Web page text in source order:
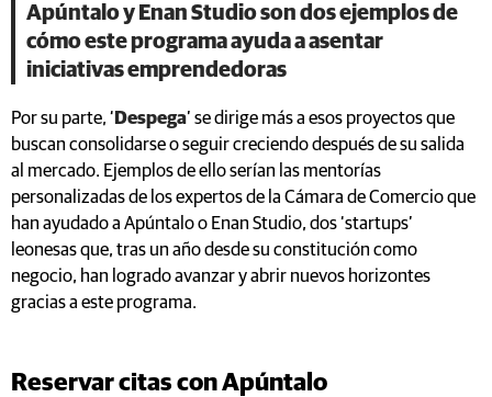
Apúntalo y Enan Studio son dos ejemplos de
cómo este programa ayuda a asentar
iniciativas emprendedoras
Por su parte, ‘ Despega’ se dirige más a esos proyectos que
buscan consolidarse o seguir creciendo después de su salida
al mercado. Ejemplos de ello serían las mentorías
personalizadas de los expertos de la Cámara de Comercio que
han ayudado a Apúntalo o Enan Studio, dos ‘startups’
leonesas que, tras un año desde su constitución como
negocio, han logrado avanzar y abrir nuevos horizontes
gracias a este programa.
Reservar citas con Apúntalo